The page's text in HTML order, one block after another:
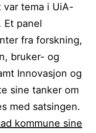
var tema i UiA-
Et panel
fra forskning,
bruker- og
Innovasjon og
sine tanker om
med satsingen.
kommune sine